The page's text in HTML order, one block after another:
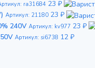
ra31684 23 ₽
Артикул: 21180 23 ₽
240V Артикул: kv977 23 ₽
Артикул: si6738 12 ₽